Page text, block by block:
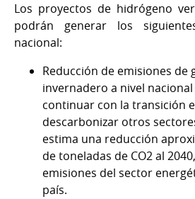
Los proyectos de hidrógeno
podrán generar los
nacional:
Reducción de emisiones de
invernadero a nivel
continuar con la transición
descarbonizar otros
estima una reducción
de toneladas de CO2 al
emisiones del sector
país.